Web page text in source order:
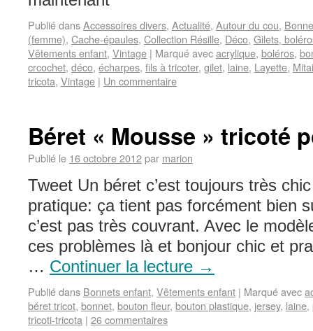
Publié dansAccessoires divers, Actualité, Autour du cou,
(femme), Cache-épaules, Collection Résille, Déco, Gilets,
Vêtements enfant, Vintage | Marqué avecacrylique, boléros,
crcochet, déco, écharpes, fils à tricoter, gilet, laine, Layette,
tricota, Vintage | Un commentaire
Béret « Mousse » tricoté
Publié le 16 octobre 2012par marion
Tweet Un béret c’est toujours très
pratique: ça tient pas forcément bien
c’est pas très couvrant. Avec le
ces problèmes là et bonjour chic et
… Continuer la lecture →
Publié dans Bonnets enfant, Vêtements enfant | Marqué avec
béret tricot, bonnet, bouton fleur, bouton plastique, jersey, laine,
tricoti-tricota | 26 commentaires